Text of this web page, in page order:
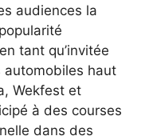
audiences la
tant qu’invitée
automobiles haut
Wekfest et
à des courses
dans des